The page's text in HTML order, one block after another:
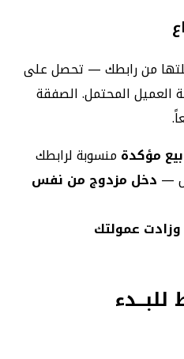
من رابطك — تحصل على
العميل المحتمل. الصفقة
مؤكدة منسوبة لرابطك
— دخل مزدوج من نفس
عمولتك